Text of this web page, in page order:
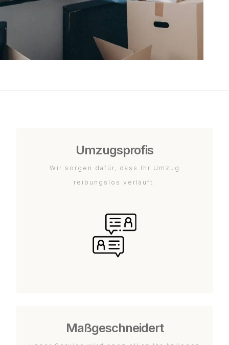
Umzugsprofis
Wir sorgen dafür, dass Ihr Umzug
reibungslos verläuft.
Maßgeschneidert